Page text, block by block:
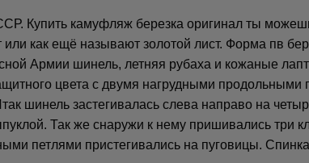
Купить камуфляж березка оригинал ты
как ещё называют золотой лист. Форма пв
Армии шинель, летняя рубаха и кожаные
цвета с двумя нагрудными
шинель застегивалась слева направо на
Так же снаружи к нему пришивались три
петлями пристегивались на пуговицы.